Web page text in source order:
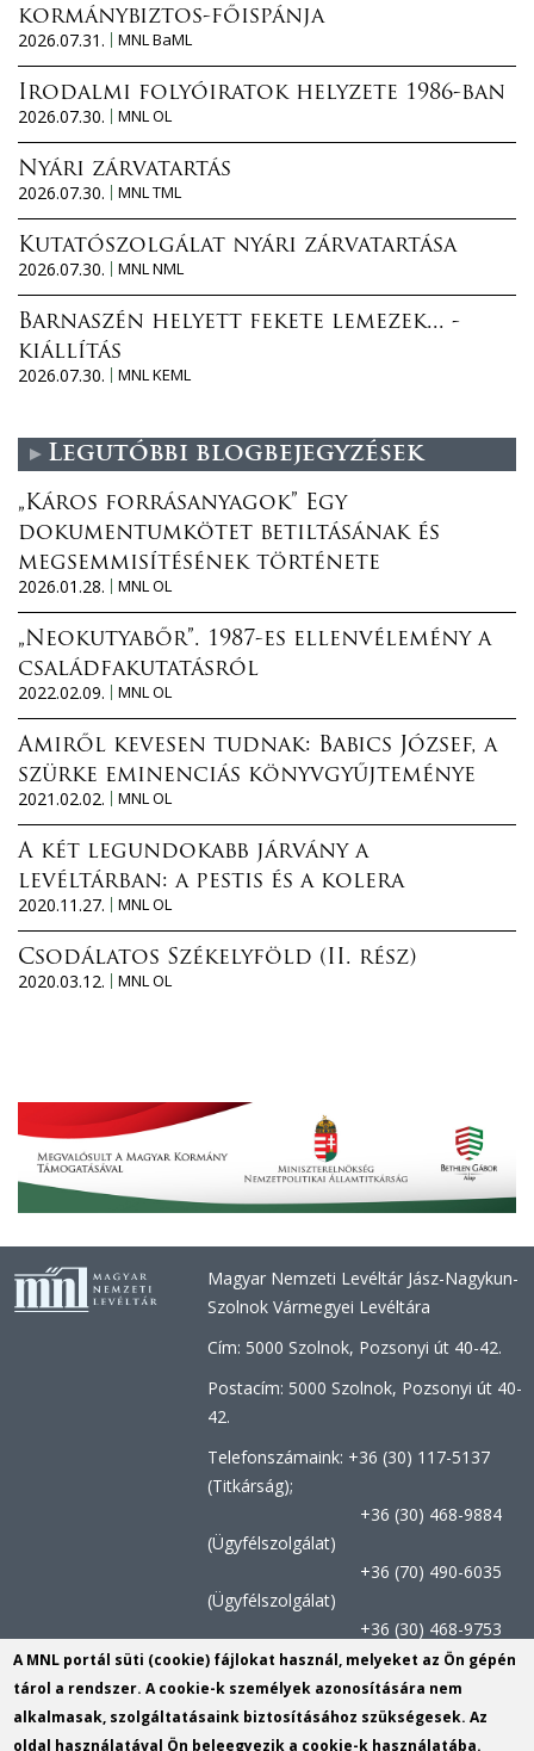
kormánybiztos-főispánja
2026.07.31.
MNL BaML
Irodalmi folyóiratok helyzete 1986-ban
2026.07.30.
MNL OL
Nyári zárvatartás
2026.07.30.
MNL TML
Kutatószolgálat nyári zárvatartása
2026.07.30.
MNL NML
Barnaszén helyett fekete lemezek... -
kiállítás
2026.07.30.
MNL KEML
Legutóbbi blogbejegyzések
„Káros forrásanyagok” Egy
dokumentumkötet betiltásának és
megsemmisítésének története
2026.01.28.
MNL OL
„Neokutyabőr”. 1987-es ellenvélemény a
családfakutatásról
2022.02.09.
MNL OL
Amiről kevesen tudnak: Babics József, a
szürke eminenciás könyvgyűjteménye
2021.02.02.
MNL OL
A két legundokabb járvány a
levéltárban: a pestis és a kolera
2020.11.27.
MNL OL
Csodálatos Székelyföld (II. rész)
2020.03.12.
MNL OL
Magyar Nemzeti Levéltár Jász-Nagykun-
Szolnok Vármegyei Levéltára
Cím: 5000 Szolnok, Pozsonyi út 40-42.
Postacím: 5000 Szolnok, Pozsonyi út 40-
42.
Telefonszámaink: +36 (30) 117-5137
(Titkárság);
+36 (30) 468-9884
(Ügyfélszolgálat)
+36 (70) 490-6035
(Ügyfélszolgálat)
+36 (30) 468-9753
(Kutatószolgálat)
Titkársági e-mail:jnszvl@mnl.gov.hu
sends
Kutatószolgálat e-mail címe:
A MNL portál süti (cookie) fájlokat használ, melyeket az Ön gépén
tárol a rendszer. A cookie-k személyek azonosítására nem
alkalmasak, szolgáltatásaink biztosításához szükségesek. Az
oldal használatával Ön beleegyezik a cookie-k használatába.